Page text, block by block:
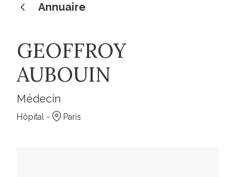
Annuaire
GEOFFROY
AUBOUIN
Médecin
Hôpital - Paris